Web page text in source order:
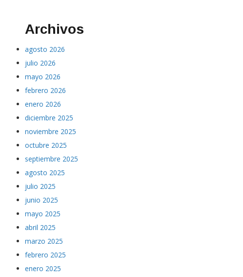
Archivos
agosto 2026
julio 2026
mayo 2026
febrero 2026
enero 2026
diciembre 2025
noviembre 2025
octubre 2025
septiembre 2025
agosto 2025
julio 2025
junio 2025
mayo 2025
abril 2025
marzo 2025
febrero 2025
enero 2025